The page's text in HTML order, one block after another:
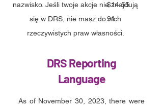
nazwisko. Jeśli twoje akcje nie znajdują
się w DRS, nie masz do nich
rzeczywistych praw własności.
$14.55
91
DRS Reporting
Language
As of November 30, 2023, there were